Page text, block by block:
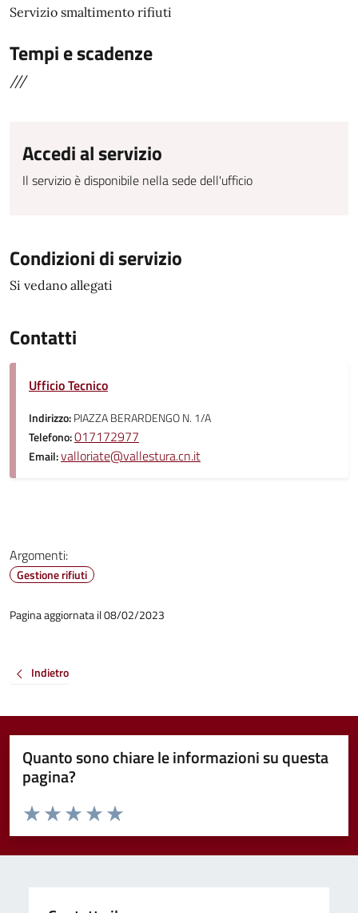
Servizio smaltimento rifiuti
Tempi e scadenze
///
Accedi al servizio
Il servizio è disponibile nella sede dell'ufficio
Condizioni di servizio
Si vedano allegati
Contatti
Ufficio Tecnico
Indirizzo:PIAZZA BERARDENGO N. 1/A
Telefono:017172977
Email:valloriate@vallestura.cn.it
Argomenti:
Gestione rifiuti
Pagina aggiornata il 08/02/2023
Indietro
Quanto sono chiare le informazioni su questa
pagina?
Valuta da 1 a 5 stelle la pagina
Valuta 5 stelle su 5
Valuta 4 stelle su 5
Valuta 3 stelle su 5
Valuta 2 stelle su 5
Valuta 1 stelle su 5